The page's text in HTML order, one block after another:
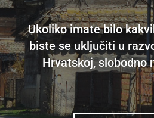
Ukoliko imate bilo
biste se uključiti u
Hrvatskoj, slobodno